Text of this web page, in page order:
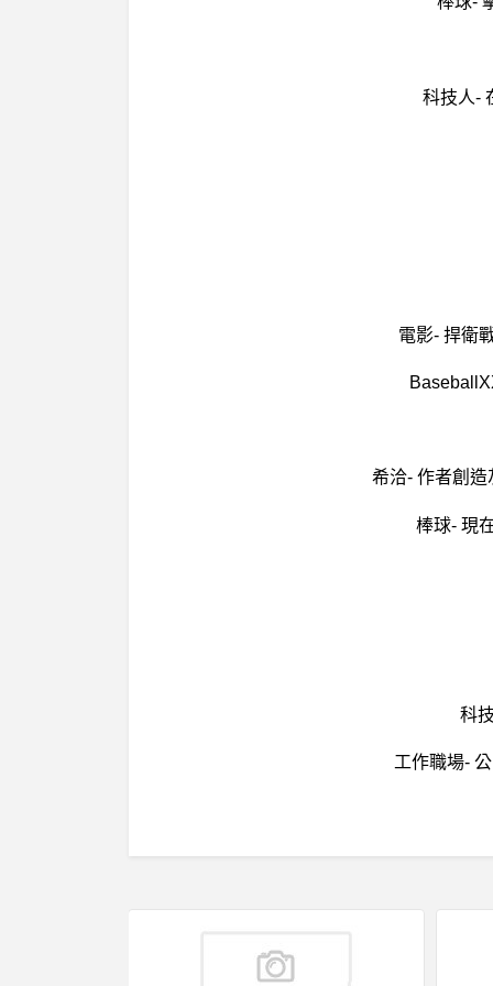
科技人-
電影- 捍衛
希洽- 作者創
棒球- 現
科
工作職場-